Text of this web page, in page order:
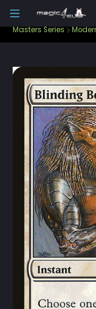
Cartas Sueltas
Masters Series